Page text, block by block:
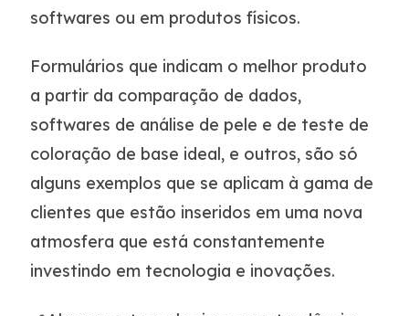
softwares ou em produtos físicos.
Formulários que indicam o melhor produto
a partir da comparação de dados,
softwares de análise de pele e de teste de
coloração de base ideal, e outros, são só
alguns exemplos que se aplicam à gama de
clientes que estão inseridos em uma nova
atmosfera que está constantemente
investindo em tecnologia e inovações.